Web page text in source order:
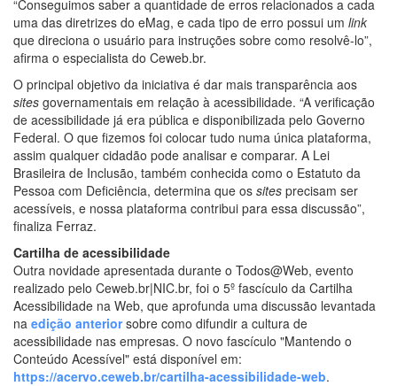
“Conseguimos saber a quantidade de erros relacionados a cada
uma das diretrizes do eMag, e cada tipo de erro possui um link
que direciona o usuário para instruções sobre como resolvê-lo”,
afirma o especialista do Ceweb.br.
O principal objetivo da iniciativa é dar mais transparência aos
sites governamentais em relação à acessibilidade. “A verificação
de acessibilidade já era pública e disponibilizada pelo Governo
Federal. O que fizemos foi colocar tudo numa única plataforma,
assim qualquer cidadão pode analisar e comparar. A Lei
Brasileira de Inclusão, também conhecida como o Estatuto da
Pessoa com Deficiência, determina que os sites precisam ser
acessíveis, e nossa plataforma contribui para essa discussão”,
finaliza Ferraz.
Cartilha de acessibilidade
Outra novidade apresentada durante o Todos@Web, evento
realizado pelo Ceweb.br|NIC.br, foi o 5º fascículo da Cartilha
Acessibilidade na Web, que aprofunda uma discussão levantada
na edição anteriorsobre como difundir a cultura de
acessibilidade nas empresas. O novo fascículo "Mantendo o
Conteúdo Acessível" está disponível em:
https://acervo.ceweb.br/cartilha-acessibilidade-web.